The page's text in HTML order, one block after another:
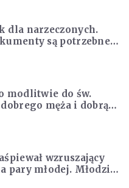
dla narzeczonych.
są potrzebne
konkordatowego?
modlitwie do św.
dobrego męża i dobrą
bójmy się wołać do
wzruszający
pary młodej. Młodzi
[MUZYKA]